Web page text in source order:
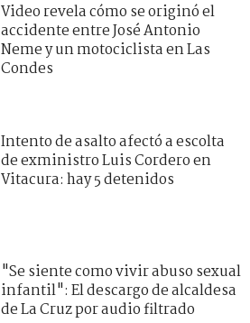
Video revela cómo se originó el
accidente entre José Antonio
Neme y un motociclista en Las
Condes
Intento de asalto afectó a escolta
de exministro Luis Cordero en
Vitacura: hay 5 detenidos
"Se siente como vivir abuso sexual
infantil": El descargo de alcaldesa
de La Cruz por audio filtrado